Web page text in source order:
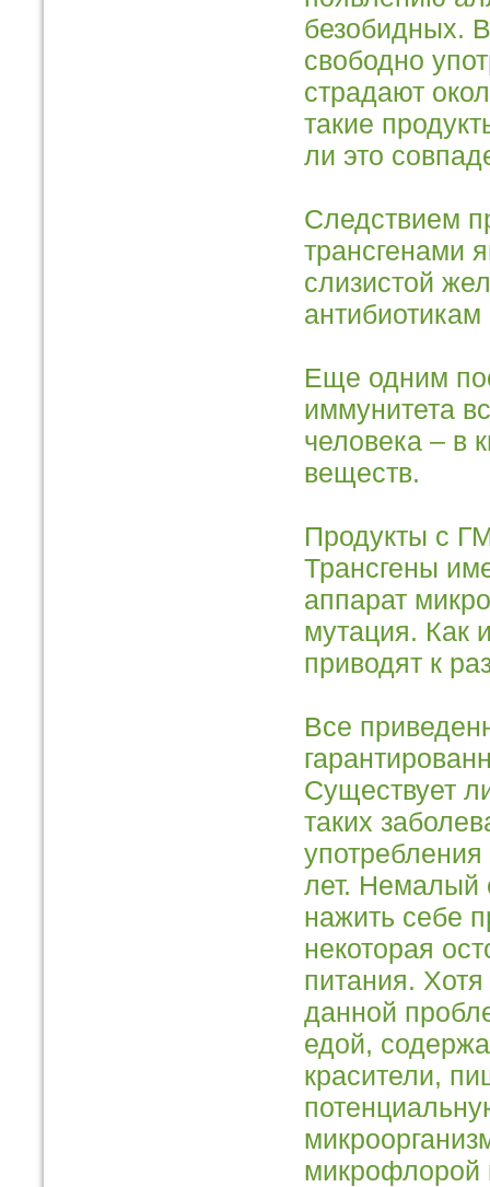
безобидных.
свободно
страдают
такие
ли это
Следствием
трансгенами
слизистой
Еще одним
иммунитета
человека – в
веществ.
Продукты с
Трансгены
аппарат
мутация. Как
приводят к
Все
Существует
таких
лет. Немалый
нажить себе
некоторая
питания.
данной
едой,
красители,
микрофлорой